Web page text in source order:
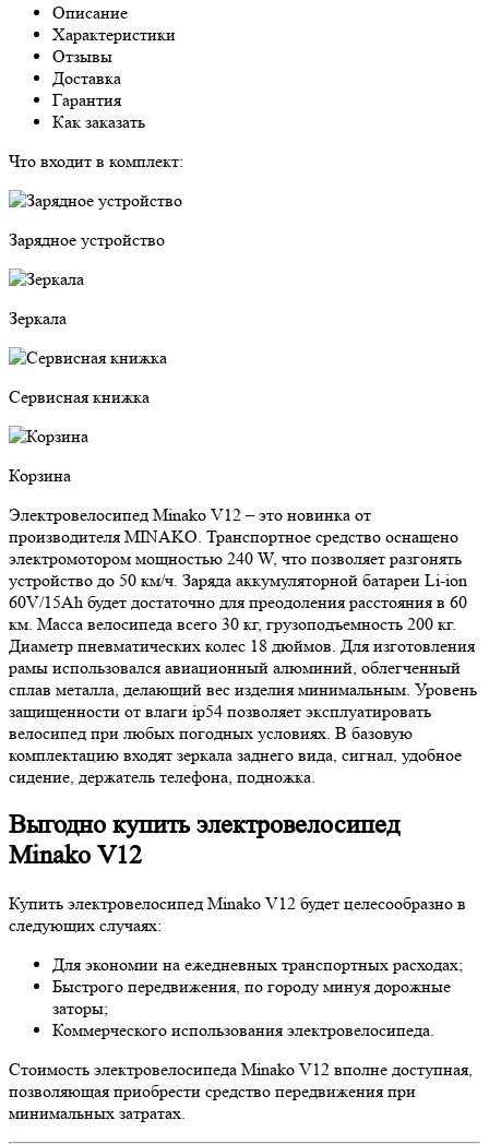
Описание
Характеристики
Отзывы
Доставка
Гарантия
Как заказать
Что входит в комплект:
Зарядное устройство
Зеркала
Сервисная книжка
Корзина
Электровелосипед Minako V12 – это новинка от
производителя MINAKO. Транспортное средство оснащено
электромотором мощностью 240 W, что позволяет разгонять
устройство до 50 км/ч. Заряда аккумуляторной батареи Li-ion
60V/15Ah будет достаточно для преодоления расстояния в 60
км. Масса велосипеда всего 30 кг, грузоподъемность 200 кг.
Диаметр пневматических колес 18 дюймов. Для изготовления
рамы использовался авиационный алюминий, облегченный
сплав металла, делающий вес изделия минимальным. Уровень
защищенности от влаги ip54 позволяет эксплуатировать
велосипед при любых погодных условиях. В базовую
комплектацию входят зеркала заднего вида, сигнал, удобное
сидение, держатель телефона, подножка.
Выгодно купить электровелосипед
Minako V12
Купить электровелосипед Minako V12 будет целесообразно в
следующих случаях:
Для экономии на ежедневных транспортных расходах;
Быстрого передвижения, по городу минуя дорожные
заторы;
Коммерческого использования электровелосипеда.
Стоимость электровелосипеда Minako V12 вполне доступная,
позволяющая приобрести средство передвижения при
минимальных затратах.